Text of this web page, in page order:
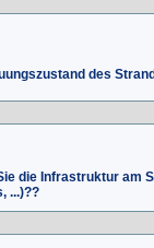
des
die Infrastruktur am
...)??